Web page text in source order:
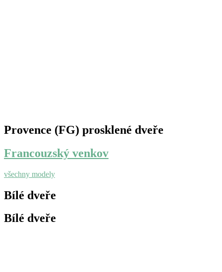
Provence (FG) prosklené dveře
Francouzský venkov
všechny modely
Bílé dveře
Bílé dveře